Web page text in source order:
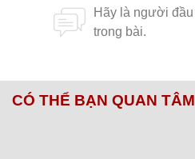
CÓ THỂ BẠN QUAN TÂM